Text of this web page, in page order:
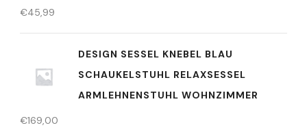
€45,99
DESIGN SESSEL KNEBEL BLAU
SCHAUKELSTUHL RELAXSESSEL
ARMLEHNENSTUHL WOHNZIMMER
€169,00